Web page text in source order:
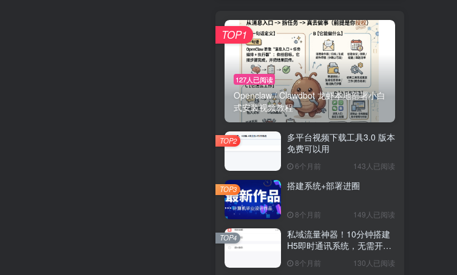
127人已阅读
Openclaw / Clawdbot 龙虾本地部署小白
式安装视频教程
TOP1
多平台视频下载工具3.0 版本
免费可以用
6个月前 143人已阅读
TOP2
搭建系统+部署进圈
8个月前 149人已阅读
TOP3
私域流量神器！10分钟搭建
H5即时通讯系统，无需开
8个月前 130人已阅读
TOP4